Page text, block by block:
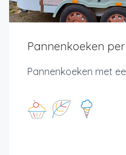
Pannenkoeken
Pannenkoeken met